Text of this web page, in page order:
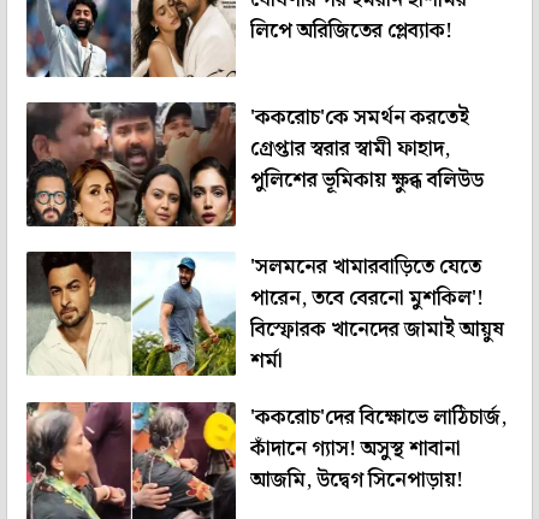
লিপে অরিজিতের প্লেব্যাক!
'ককরোচ'কে সমর্থন করতেই
গ্রেপ্তার স্বরার স্বামী ফাহাদ,
পুলিশের ভূমিকায় ক্ষুব্ধ বলিউড
'সলমনের খামারবাড়িতে যেতে
পারেন, তবে বেরনো মুশকিল'!
বিস্ফোরক খানেদের জামাই আয়ুষ
শর্মা
'ককরোচ'দের বিক্ষোভে লাঠিচার্জ,
কাঁদানে গ্যাস! অসুস্থ শাবানা
আজমি, উদ্বেগ সিনেপাড়ায়!